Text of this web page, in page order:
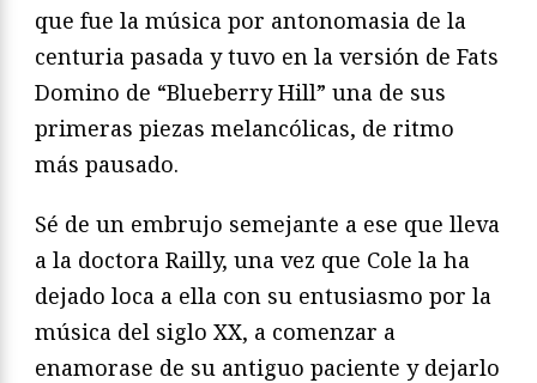
que fue la música por antonomasia de la
centuria pasada y tuvo en la versión de Fats
Domino de “Blueberry Hill” una de sus
primeras piezas melancólicas, de ritmo
más pausado.
Sé de un embrujo semejante a ese que lleva
a la doctora Railly, una vez que Cole la ha
dejado loca a ella con su entusiasmo por la
música del siglo XX, a comenzar a
enamorase de su antiguo paciente y dejarlo